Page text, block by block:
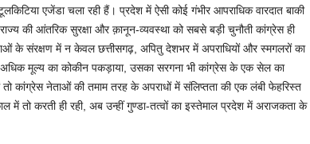
एजेंडा चला रही हैं। प्रदेश में ऐसी कोई गंभीर आपराधिक वारदात बाकी
की आंतरिक सुरक्षा और क़ानून-व्यवस्था को सबसे बड़ी चुनौती कांग्रेस ही
के संरक्षण में न केवल छत्तीसगढ़, अपितु देशभर में अपराधियों और स्मगलरों का
मूल्य का कोकीन पकड़ाया, उसका सरगना भी कांग्रेस के एक सेल का
कांग्रेस नेताओं की तमाम तरह के अपराधों में संलिप्तता की एक लंबी फेहरिस्त
तो करती ही रही, अब उन्हीं गुण्डा-तत्वों का इस्तेमाल प्रदेश में अराजकता के